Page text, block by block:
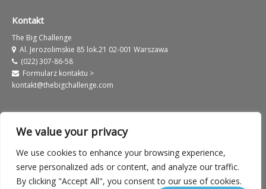
We value your privacy
We use cookies to enhance your browsing experience,
serve personalized ads or content, and analyze our traffic.
By clicking "Accept All", you consent to our use of cookies.
Kontakt
The Big Challenge
Al. Jerozolimskie 85 lok.21 02-001 Warszawa
(022) 307-86-58
Formularz kontaktu >
kontakt@thebigchallenge.com
Warunki użytkowania serwisu
Polityka prywatności European Label